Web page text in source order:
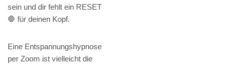
sein und dir fehlt ein RESET
🛑 für deinen Kopf.
Eine Entspannungshypnose
per Zoom ist vielleicht die